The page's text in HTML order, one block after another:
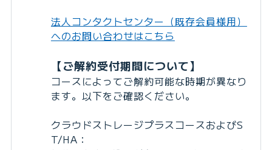
法人コンタクトセンター（既存会員様用）
へのお問い合わせはこちら
【ご解約受付期間について】
コースによってご解約可能な時期が異なり
ます。以下をご確認ください。
クラウドストレージプラスコースおよびS
T/HA：